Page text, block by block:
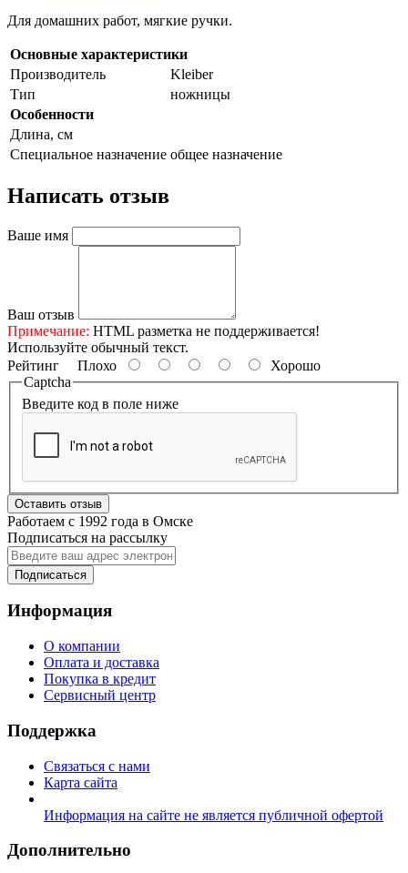
Для домашних работ, мягкие ручки.
Основные характеристики
Производитель
Kleiber
Тип
ножницы
Особенности
Длина, см
Специальное назначение общее назначение
Написать отзыв
Ваше имя
Ваш отзыв
Примечание: HTML разметка не поддерживается!
Используйте обычный текст.
Рейтинг Плохо
Хорошо
Captcha
Введите код в поле ниже
Оставить отзыв
Работаем с 1992 года в Омске
Подписаться на рассылку
Подписаться
Информация
О компании
Оплата и доставка
Покупка в кредит
Сервисный центр
Поддержка
Связаться с нами
Карта сайта
Информация на сайте не является публичной офертой
Дополнительно